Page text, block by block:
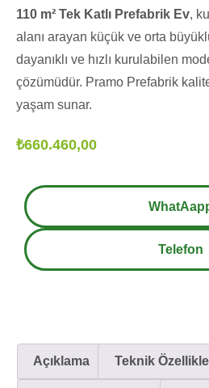
110 m² Tek Katlı Prefabrik Ev,
alanı arayan küçük ve orta
dayanıklı ve hızlı kurulabilen
çözümüdür. Pramo Prefabrik
yaşam sunar.
₺660.460,00
Telefon
Açıklama Teknik